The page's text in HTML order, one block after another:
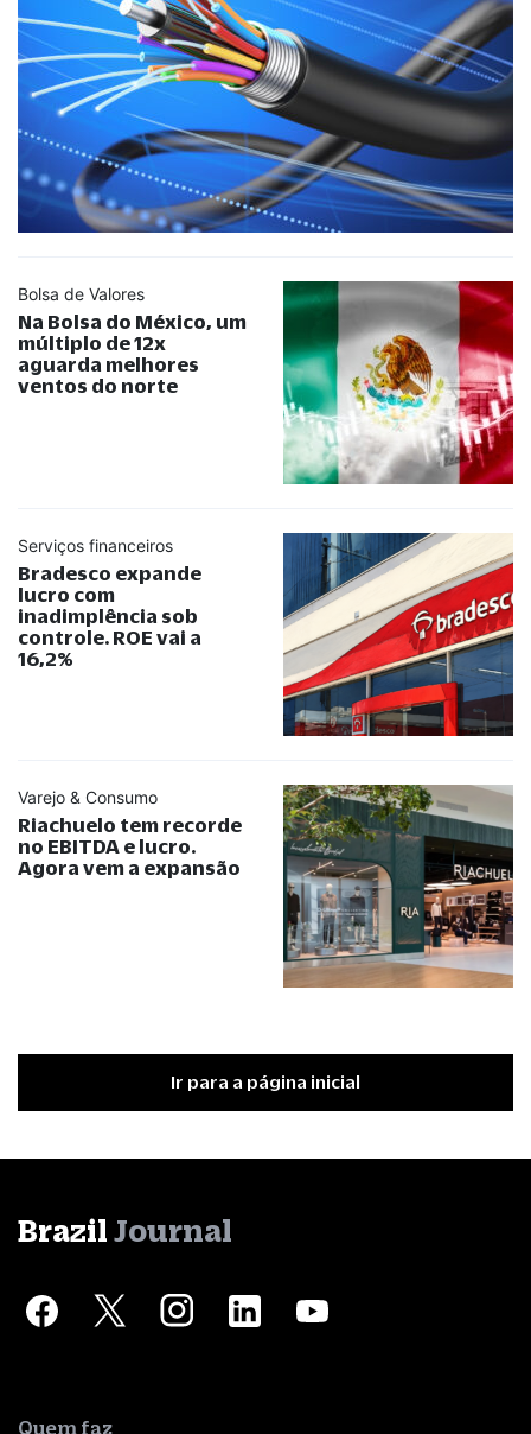
Bolsa de Valores
Na Bolsa do México, um
múltiplo de 12x
aguarda melhores
ventos do norte
Serviços financeiros
Bradesco expande
lucro com
inadimplência sob
controle. ROE vai a
16,2%
Varejo & Consumo
Riachuelo tem recorde
no EBITDA e lucro.
Agora vem a expansão
Ir para a página inicial
Brazil Journal
Quem faz